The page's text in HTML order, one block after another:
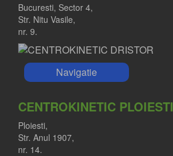
Bucuresti, Sector 4,
Str. Nitu Vasile,
nr. 9.
Navigatie
CENTROKINETIC PLOIESTI
Ploiesti,
Str. Anul 1907,
nr. 14.